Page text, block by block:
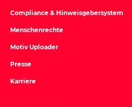
Compliance & Hinweisgebersystem
Menschenrechte
Motiv Uploader
Presse
Karriere